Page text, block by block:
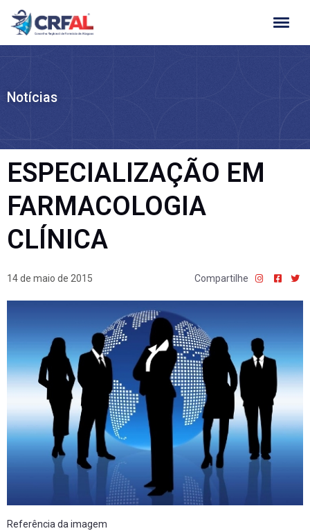
Ir
para
Notícias
ESPECIALIZAÇÃO EM
FARMACOLOGIA
CLÍNICA
14 de maio de 2015 Compartilhe
Referência da imagem